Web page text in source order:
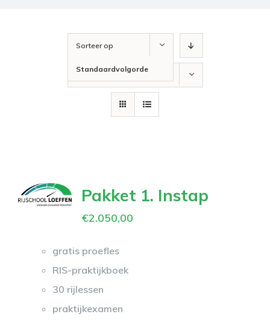
Sorteer op
Standaardvolgorde
36 producten
Pakket 1. Instap
€2.050,00
gratis proefles
RIS-praktijkboek
30 rijlessen
praktijkexamen